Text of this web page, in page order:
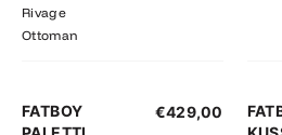
Rivage
Ottoman
FATBOY
€429,00